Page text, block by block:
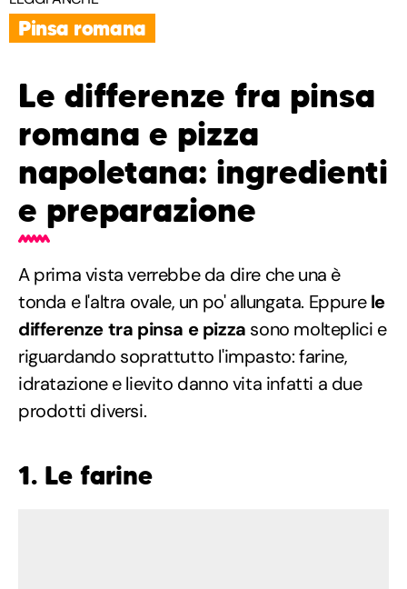
Pinsa romana
Le differenze fra pinsa
romana e pizza
napoletana: ingredienti
e preparazione
A prima vista verrebbe da dire che una è
tonda e l'altra ovale, un po' allungata. Eppurele
differenze tra pinsa e pizza sono molteplici e
riguardando soprattutto l'impasto: farine,
idratazione e lievito danno vita infatti a due
prodotti diversi.
1. Le farine